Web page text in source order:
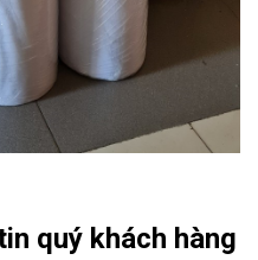
quý khách hàng